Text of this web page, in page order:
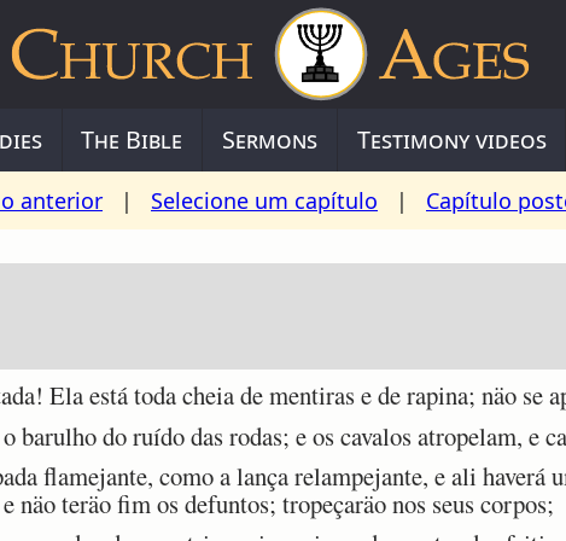
The Bible Sermons Testimony videos
anterior | Selecione um capítulo | Capítulo
Ela está toda cheia de mentiras e de rapina; näo se
do ruído das rodas; e os cavalos atropelam, e
flamejante, como a lança relampejante, e ali haverá
näo teräo fim os defuntos; tropeçaräo nos seus corpos;